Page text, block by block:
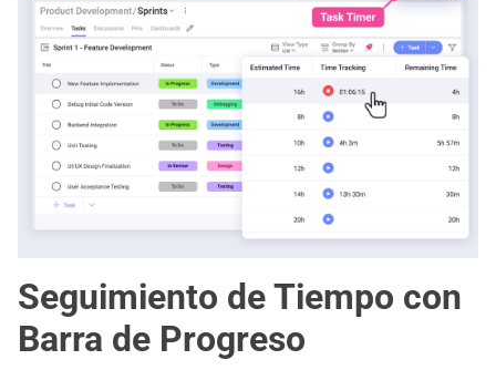
Seguimiento de Tiempo con
Barra de Progreso